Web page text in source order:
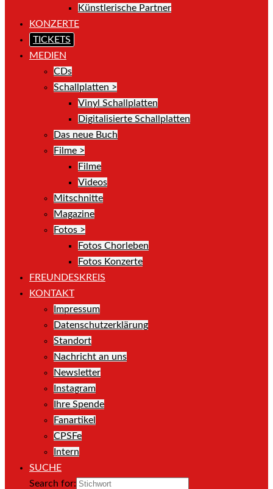
Künstlerische Partner
KONZERTE
TICKETS
MEDIEN
CDs
Schallplatten >
Vinyl Schallplatten
Digitalisierte Schallplatten
Das neue Buch
Filme >
Filme
Videos
Mitschnitte
Magazine
Fotos >
Fotos Chorleben
Fotos Konzerte
FREUNDESKREIS
KONTAKT
Impressum
Datenschutzerklärung
Standort
Nachricht an uns
Newsletter
Instagram
Ihre Spende
Fanartikel
CPSFe
Intern
SUCHE
Search for: